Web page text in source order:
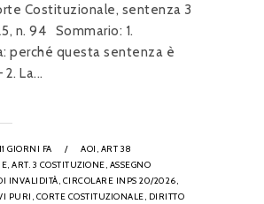
Costituzionale, sentenza 3
n. 94 Sommario: 1.
perché questa sentenza è
La...
11 GIORNI FA / AOI, ART 38
ART. 3 COSTITUZIONE, ASSEGNO
INVALIDITÀ, CIRCOLARE INPS 20/2026,
PURI, CORTE COSTITUZIONALE, DIRITTO